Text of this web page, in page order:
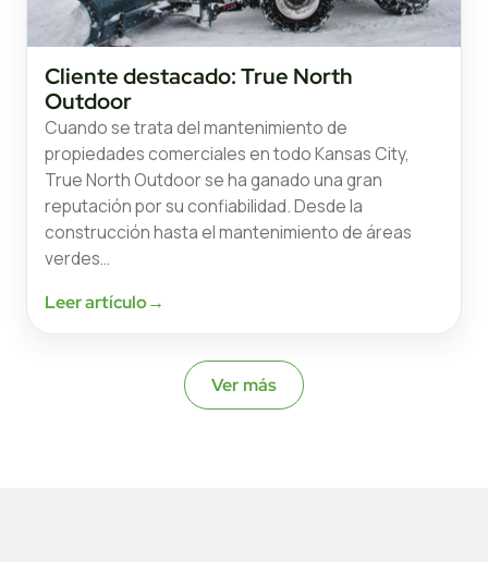
Cliente destacado: True North
Outdoor
Cuando se trata del mantenimiento de
propiedades comerciales en todo Kansas City,
True North Outdoor se ha ganado una gran
reputación por su confiabilidad. Desde la
construcción hasta el mantenimiento de áreas
verdes…
Leer artículo→
Ver más